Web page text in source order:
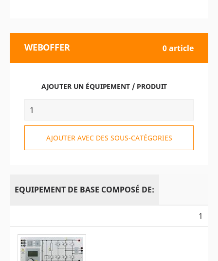
WEBOFFER 0 article
AJOUTER UN ÉQUIPEMENT / PRODUIT
AJOUTER AVEC DES SOUS-CATÉGORIES
EQUIPEMENT DE BASE COMPOSÉ DE:
1